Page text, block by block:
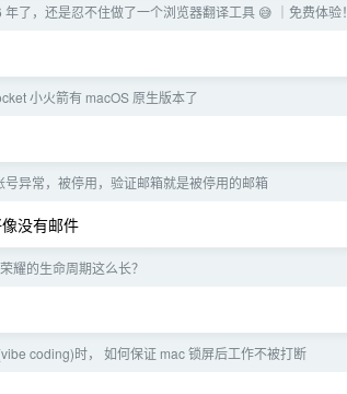
年了，还是忍不住做了一个浏览器翻译工具 😅 ｜免费体验！
小火箭有 macOS 原生版本了
号异常，被停用，验证邮箱就是被停用的邮箱
没有邮件
耀的生命周期这么长？
coding)时， 如何保证 mac 锁屏后工作不被打断